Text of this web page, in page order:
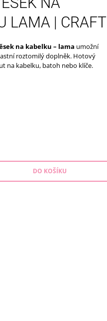
LAMA | CRAFT
na kabelku – lama umožní
roztomilý doplněk. Hotový
na kabelku, batoh nebo klíče.
DO KOŠÍKU